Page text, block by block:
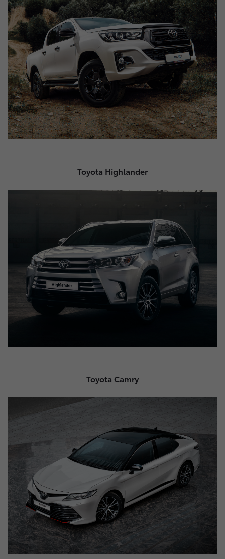
Toyota Highlander
Toyota Camry